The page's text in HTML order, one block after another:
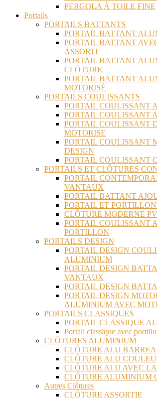
PERGOLA À TOILE FINE
Portails
PORTAILS BATTANTS
PORTAIL BATTANT
PORTAIL BATTANT
ASSORTI
PORTAIL BATTANT
CLÔTURE
PORTAIL BATTANT
MOTORISÉ
PORTAILS COULISSANTS
PORTAIL COULISSANT
PORTAIL COULISSANT
PORTAIL COULISSANT
MOTORISE
PORTAIL COULISSANT
DESIGN
PORTAIL COULISSANT
PORTAILS ET CLÔTURES
PORTAIL
VANTAUX
PORTAIL BATTANT
PORTAIL ET
CLÔTURE MODERNE
PORTAIL COULISSANT
PORTILLON
PORTAILS DESIGN
PORTAIL DESIGN
ALUMINIUM
PORTAIL DESIGN
VANTAUX
PORTAIL DESIGN
PORTAIL DESIGN
ALUMINIUM AVEC
PORTAILS CLASSIQUES
PORTAIL CLASSIQUE
Portail classique avec
CLÔTURES ALUMINIUM
CLÔTURE ALU
CLÔTURE ALU
CLÔTURE ALU AVEC
CLÔTURE ALUMINIUM
Autres Clôtures
CLÔTURE ASSORTIE